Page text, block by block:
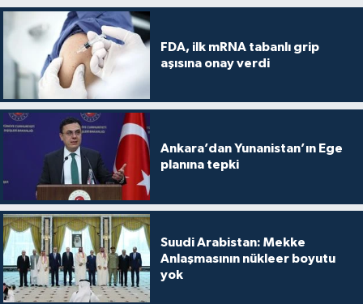
FDA, ilk mRNA tabanlı grip
aşısına onay verdi
Ankara’dan Yunanistan’ın Ege
planına tepki
Suudi Arabistan: Mekke
Anlaşmasının nükleer boyutu
yok